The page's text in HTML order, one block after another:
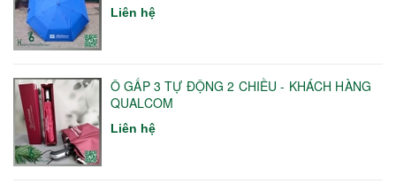
Liên hệ
Ô GẤP 3 TỰ ĐỘNG 2 CHIỀU - KHÁCH HÀNG
QUALCOM
Liên hệ